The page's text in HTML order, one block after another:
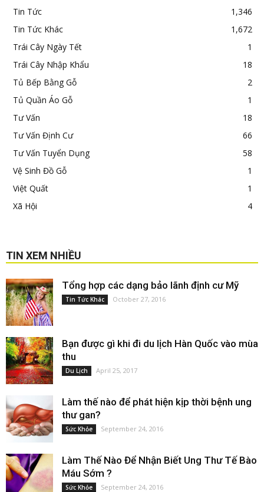
Tin Tức
1,346
Tin Tức Khác
1,672
Trái Cây Ngày Tết
1
Trái Cây Nhập Khẩu
18
Tủ Bếp Bằng Gỗ
2
Tủ Quần Áo Gỗ
1
Tư Vấn
18
Tư Vấn Định Cư
66
Tư Vấn Tuyển Dụng
58
Vệ Sinh Đồ Gỗ
1
Việt Quất
1
Xã Hội
4
TIN XEM NHIỀU
Tổng hợp các dạng bảo lãnh định cư Mỹ
Tin Tức Khác October 27, 2016
Bạn được gì khi đi du lịch Hàn Quốc vào mùa
thu
Du Lịch April 25, 2017
Làm thế nào để phát hiện kịp thời bệnh ung
thư gan?
Sức Khỏe September 24, 2016
Làm Thế Nào Để Nhận Biết Ung Thư Tế Bào
Máu Sớm ?
Sức Khỏe September 24, 2016